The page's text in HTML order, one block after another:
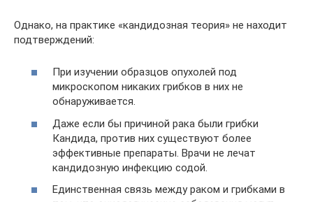
Однако, на практике «кандидозная теория» не находит
подтверждений:
При изучении образцов опухолей под
микроскопом никаких грибков в них не
обнаруживается.
Даже если бы причиной рака были грибки
Кандида, против них существуют более
эффективные препараты. Врачи не лечат
кандидозную инфекцию содой.
Единственная связь между раком и грибками в